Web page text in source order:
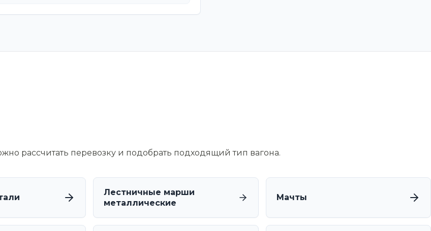
рассчитать перевозку и подобрать подходящий тип вагона.
Лестничные марши
металлические
Мачты